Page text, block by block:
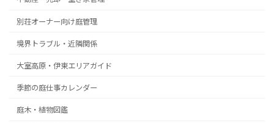
別荘オーナー向け庭管理
境界トラブル・近隣関係
大室高原・伊東エリアガイド
季節の庭仕事カレンダー
庭木・植物図鑑